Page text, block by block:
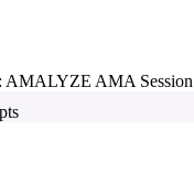
AMALYZE AMA Session